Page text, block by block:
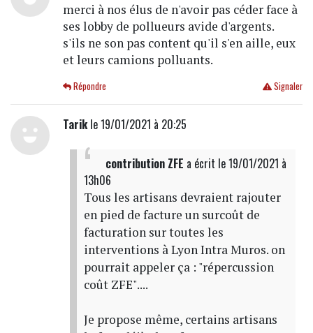
merci à nos élus de n'avoir pas céder face à
ses lobby de pollueurs avide d'argents.
s'ils ne son pas content qu'il s'en aille, eux
et leurs camions polluants.
Signaler
Répondre
Tarikle 19/01/2021 à 20:25
contribution ZFE a écrit le 19/01/2021 à
13h06
Tous les artisans devraient rajouter
en pied de facture un surcoût de
facturation sur toutes les
interventions à Lyon Intra Muros. on
pourrait appeler ça : "répercussion
coût ZFE"....
Je propose même, certains artisans